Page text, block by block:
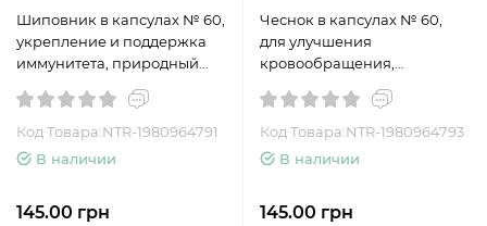
Шиповник в капсулах № 60,
укрепление и поддержка
иммунитета, природный
Код Товара:NTR-1980964791
В наличии
145.00 грн
Чеснок в капсулах № 60,
для улучшения
кровообращения,
вирусов и глистов
Код Товара:NTR-1980964793
В наличии
145.00 грн